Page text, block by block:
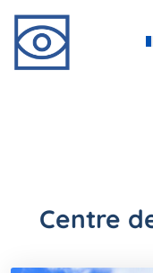
Centre